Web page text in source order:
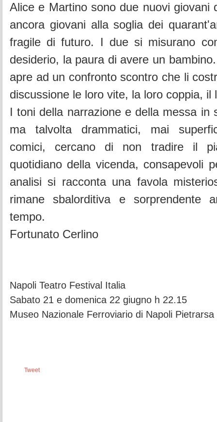
Alice e Martino sono due nuovi giovani
ancora giovani alla soglia dei
fragile di futuro. I due si misurano
desiderio, la paura di avere un
apre ad un confronto scontro che li
discussione le loro vite, la loro coppia, il
I toni della narrazione e della messa in
ma talvolta drammatici, mai
comici, cercano di non tradire il
quotidiano della vicenda, consapevoli
analisi si racconta una favola
rimane sbalorditiva e sorprendente
tempo.
Fortunato Cerlino
Napoli Teatro Festival Italia
Sabato 21 e domenica 22 giugno h 22.15
Museo Nazionale Ferroviario di Napoli
Tweet